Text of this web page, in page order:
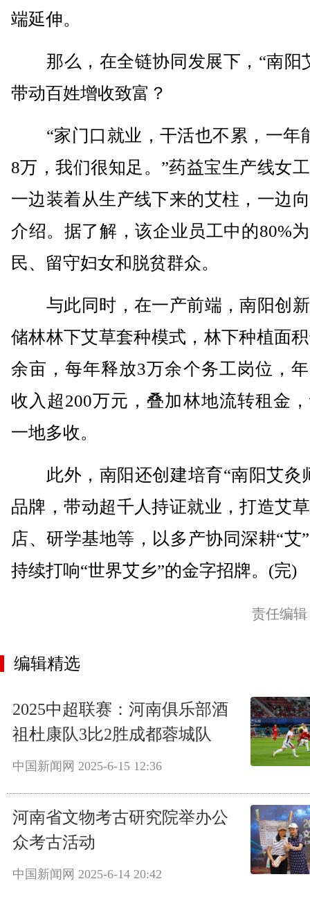
端延伸。
那么，在全链协同发展下，“南阳
带动百姓增收致富？
“家门口就业，干活也不累，一年
8万，我们很知足。”药益宝生产线女
一边装着从生产线下来的艾柱，一边
介绍。据了解，该企业员工中的80%
民、留守妇女和脱贫群众。
与此同时，在一产前端，南阳创
储林林下艾草套种模式，林下种植面
余亩，每年释放3万余个务工岗位，
收入超200万元，叠加林地流转租金
一地多收。
此外，南阳还创建培育“南阳艾灸
品牌，带动超千人持证就业，打造艾
店、研学基地等，以多产协同深耕“艾
持续打响“世界艾乡”的金字招牌。(完)
责任编
编辑精选
2025中超联赛：河南俱乐部酒
祖杜康队3比2胜成都蓉城队
中国新闻网 2025-6-15 12:36
河南省文物考古研究院举办公
众考古活动
中国新闻网 2025-6-14 20:42